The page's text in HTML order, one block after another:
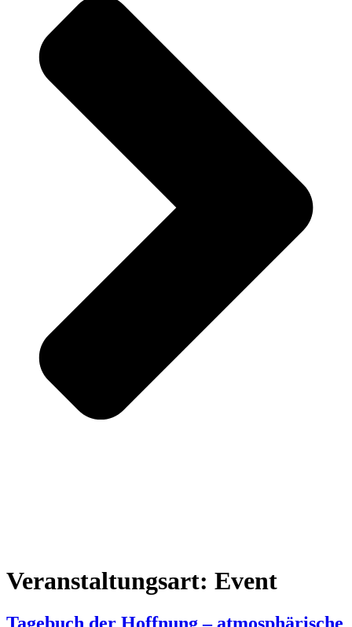
Veranstaltungsart: Event